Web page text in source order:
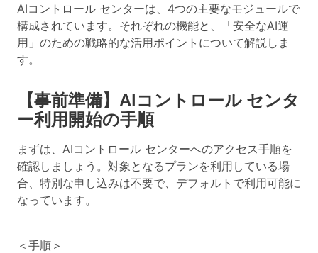
AIコントロール センターは、4つの主要なモジュールで
構成されています。それぞれの機能と、「安全なAI運
用」のための戦略的な活用ポイントについて解説しま
す。
【事前準備】AIコントロール センタ
ー利用開始の手順
まずは、AIコントロール センターへのアクセス手順を
確認しましょう。対象となるプランを利用している場
合、特別な申し込みは不要で、デフォルトで利用可能に
なっています。
＜手順＞